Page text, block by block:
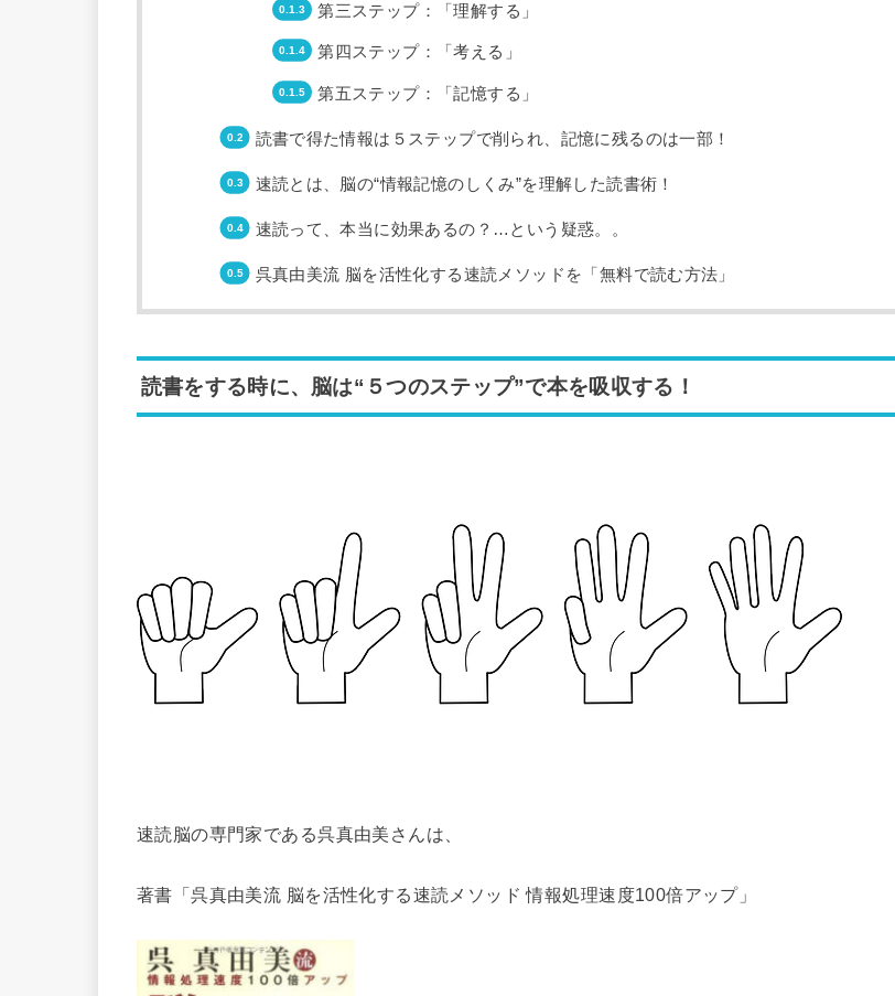
第三ステップ：「理解する」
第四ステップ：「考える」
第五ステップ：「記憶する」
読書で得た情報は５ステップで削られ、記憶に残るのは一部！
速読とは、脳の“情報記憶のしくみ”を理解した読書術！
速読って、本当に効果あるの？…という疑惑。。
呉真由美流 脳を活性化する速読メソッドを「無料で読む方法」
読書をする時に、脳は“５つのステップ”で本を吸収する！
速読脳の専門家である呉真由美さんは、
著書「呉真由美流 脳を活性化する速読メソッド 情報処理速度100倍アップ」